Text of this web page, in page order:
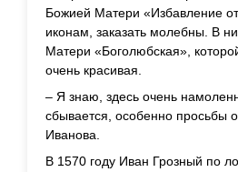
Божией Матери «Избавление
иконам, заказать молебны. В
Матери «Боголюбская»,
очень красивая.
– Я знаю, здесь очень
сбывается, особенно просьбы
Иванова.
В 1570 году Иван Грозный по